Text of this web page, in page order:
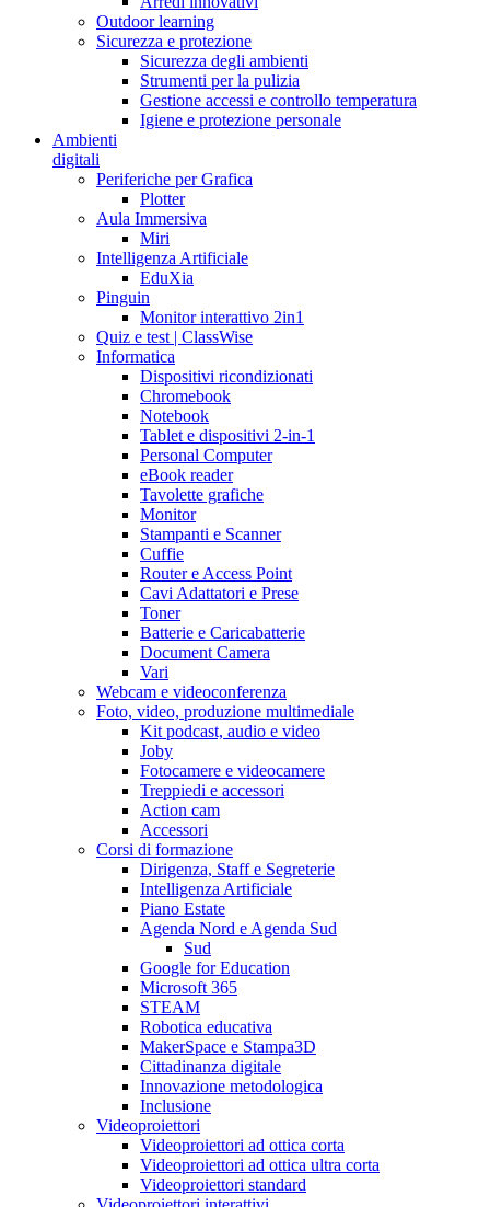
Outdoor learning
Sicurezza e protezione
Sicurezza degli ambienti
Strumenti per la pulizia
Gestione accessi e controllo temperatura
Igiene e protezione personale
Ambienti
digitali
Periferiche per Grafica
Plotter
Aula Immersiva
Miri
Intelligenza Artificiale
EduXia
Pinguin
Monitor interattivo 2in1
Quiz e test | ClassWise
Informatica
Dispositivi ricondizionati
Chromebook
Notebook
Tablet e dispositivi 2-in-1
Personal Computer
eBook reader
Tavolette grafiche
Monitor
Stampanti e Scanner
Cuffie
Router e Access Point
Cavi Adattatori e Prese
Toner
Batterie e Caricabatterie
Document Camera
Vari
Webcam e videoconferenza
Foto, video, produzione multimediale
Kit podcast, audio e video
Joby
Fotocamere e videocamere
Treppiedi e accessori
Action cam
Accessori
Corsi di formazione
Dirigenza, Staff e Segreterie
Intelligenza Artificiale
Piano Estate
Agenda Nord e Agenda Sud
Sud
Google for Education
Microsoft 365
STEAM
Robotica educativa
MakerSpace e Stampa3D
Cittadinanza digitale
Innovazione metodologica
Inclusione
Videoproiettori
Videoproiettori ad ottica corta
Videoproiettori ad ottica ultra corta
Videoproiettori standard